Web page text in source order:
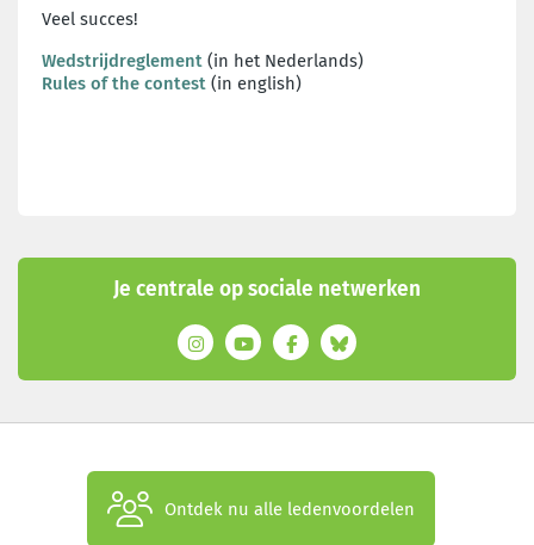
Veel succes!
Wedstrijdreglement (in het Nederlands)
Rules of the contest (in english)
Je centrale op sociale netwerken
Ontdek nu alle ledenvoordelen